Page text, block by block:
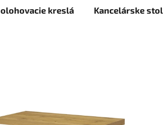
kreslá Kancelárske